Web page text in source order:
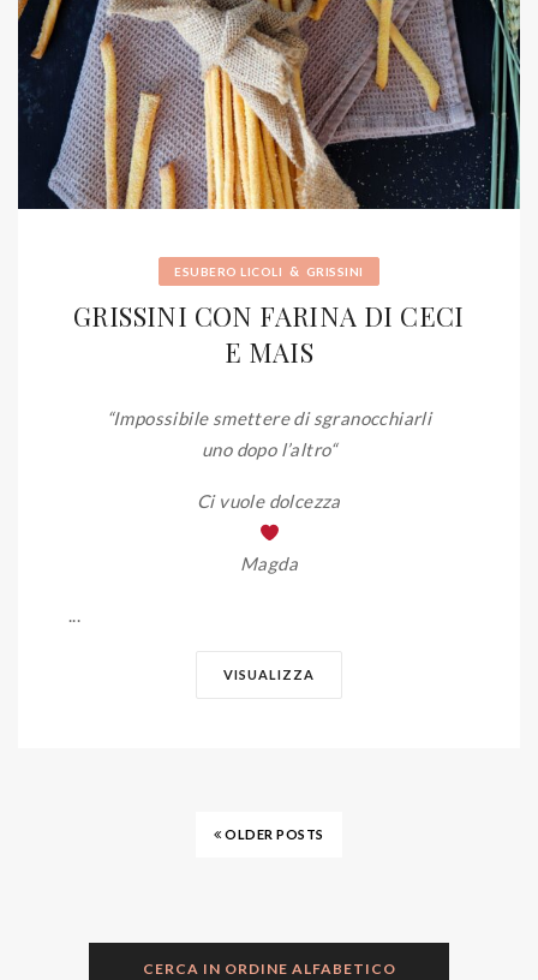
ESUBERO LICOLI & GRISSINI
GRISSINI CON FARINA DI CECI
E MAIS
“Impossibile smettere di sgranocchiarli
uno dopo l’altro“
Ci vuole dolcezza
Magda
...
VISUALIZZA
OLDER POSTS
CERCA IN ORDINE ALFABETICO